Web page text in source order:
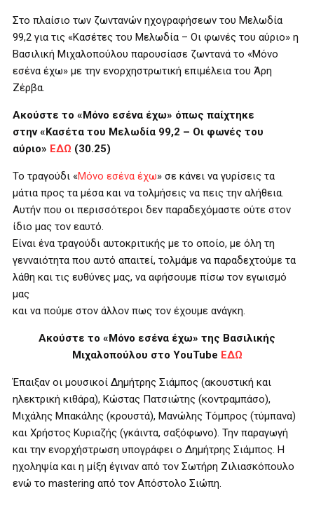
Στο πλαίσιο των ζωντανών ηχογραφήσεων του Μελωδία
99,2 για τις «Κασέτες του Μελωδία – Οι φωνές του αύριο» η
Βασιλική Μιχαλοπούλου παρουσίασε ζωντανά το «Μόνο
εσένα έχω» με την ενορχηστρωτική επιμέλεια του Άρη
Ζέρβα.
Ακούστε το «Μόνο εσένα έχω» όπως παίχτηκε
στην «Κασέτα του Μελωδία 99,2 – Οι φωνές του
αύριο» ΕΔΩ (30.25)
Το τραγούδι «Μόνο εσένα έχω» σε κάνει να γυρίσεις τα
μάτια προς τα μέσα και να τολμήσεις να πεις την αλήθεια.
Αυτήν που οι περισσότεροι δεν παραδεχόμαστε ούτε στον
ίδιο μας τον εαυτό.
Είναι ένα τραγούδι αυτοκριτικής με το οποίο, με όλη τη
γενναιότητα που αυτό απαιτεί, τολμάμε να παραδεχτούμε τα
λάθη και τις ευθύνες μας, να αφήσουμε πίσω τον εγωισμό
μας
και να πούμε στον άλλον πως τον έχουμε ανάγκη.
Ακούστε το «Μόνο εσένα έχω» της Βασιλικής
Μιχαλοπούλου στο YouTube ΕΔΩ
Έπαιξαν οι μουσικοί Δημήτρης Σιάμπος (ακουστική και
ηλεκτρική κιθάρα), Κώστας Πατσιώτης (κοντραμπάσο),
Μιχάλης Μπακάλης (κρουστά), Μανώλης Τόμπρος (τύμπανα)
και Χρήστος Κυριαζής (γκάιντα, σαξόφωνο). Την παραγωγή
και την ενορχήστρωση υπογράφει ο Δημήτρης Σιάμπος. Η
ηχοληψία και η μίξη έγιναν από τον Σωτήρη Ζιλιασκόπουλο
ενώ το mastering από τον Απόστολο Σιώπη.